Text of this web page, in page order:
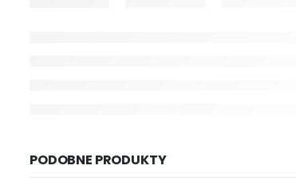
PODOBNE PRODUKTY